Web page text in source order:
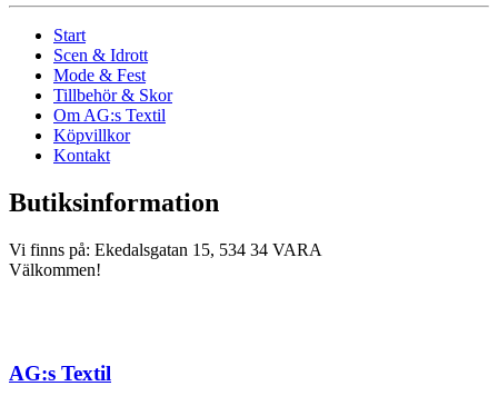
Start
Scen & Idrott
Mode & Fest
Tillbehör & Skor
Om AG:s Textil
Köpvillkor
Kontakt
Butiksinformation
Vi finns på: Ekedalsgatan 15, 534 34 VARA
Välkommen!
AG:s Textil